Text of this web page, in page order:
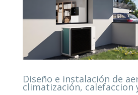
Diseño e instalación de
climatización, calefaccion